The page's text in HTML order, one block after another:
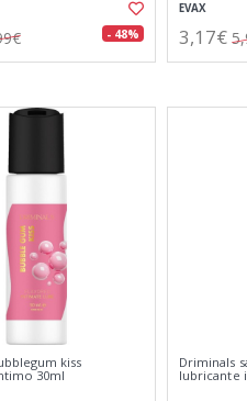
- 48%
EVAX
3,17€
kiss
30ml
Driminals
lubricante